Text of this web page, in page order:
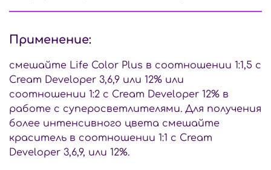
Применение:
смешайте Life Color Plus в соотношении 1:1,5 с
Cream Developer 3,6,9 или 12% или
соотношении 1:2 с Cream Developer 12% в
работе с суперосветлителями. Для получения
более интенсивного цвета смешайте
краситель в соотношении 1:1 с Cream
Developer 3,6,9, или 12%.